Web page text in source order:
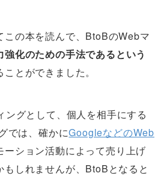
この本を読んで、BtoBのWebマ
強化のための手法であるという
ことができました。
ングとして、個人を相手にする
では、確かにGoogleなどのWeb
ーション活動によって売り上げ
もしれませんが、BtoBとなると